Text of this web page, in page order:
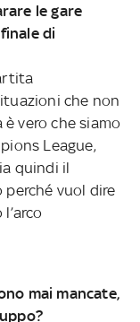
le gare
di
che non
vero che siamo
League,
quindi il
perché vuol dire
mai mancate,